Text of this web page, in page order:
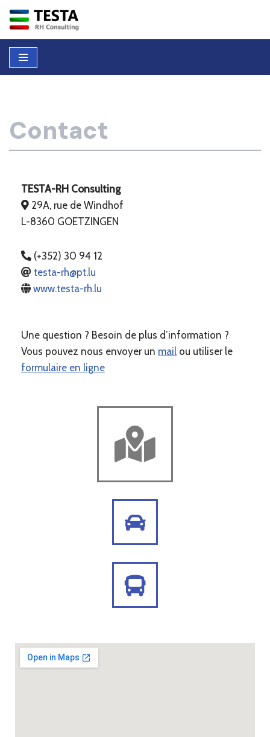
Aller
au
contenu
Contact
TESTA-RH Consulting
29A, rue de Windhof
L-8360 GOETZINGEN
(+352) 30 94 12
testa-rh@pt.lu
www.testa-rh.lu
Une question ? Besoin de plus d’information ?
Vous pouvez nous envoyer un mail ou utiliser le
formulaire en ligne